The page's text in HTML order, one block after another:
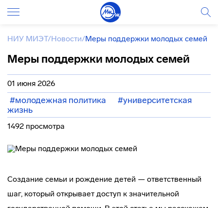
НИУ МИЭТ/Новости/Меры поддержки молодых семей
Меры поддержки молодых семей
01 июня 2026
#молодежная политика
#университетская
жизнь
1492 просмотра
Создание семьи и рождение детей — ответственный
шаг, который открывает доступ к значительной